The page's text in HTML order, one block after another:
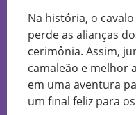
Na história, o
perde as alianças
cerimônia. Assim,
camaleão e melhor
em uma aventura
um final feliz para